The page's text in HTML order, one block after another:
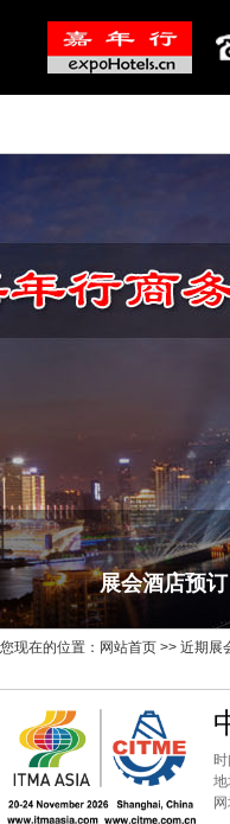
展会酒店预订
您现在的位置： 网站首页 >> 近期展
地
网